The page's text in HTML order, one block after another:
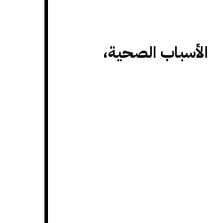
الأسباب الصحية،